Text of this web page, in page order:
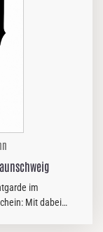
im
dabei